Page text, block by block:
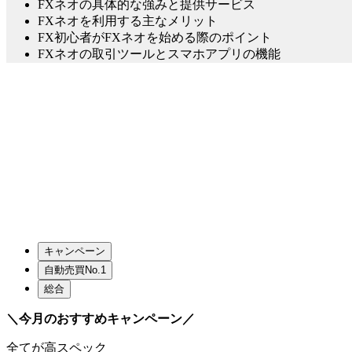
FXネオの具体的な強みと提供サービス
FXネオを利用する主なメリット
FX初心者がFXネオを始める際のポイント
FXネオの取引ツールとスマホアプリの機能
キャンペーン
自動売買No.1
総合
＼今月のおすすめキャンペーン／
全てが高スペック